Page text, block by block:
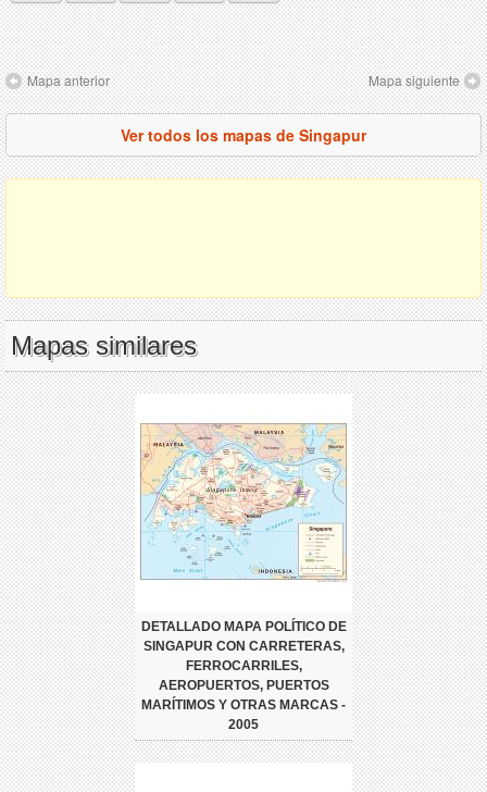
Mapa anterior Mapa siguiente
Ver todos los mapas de Singapur
Mapas similares
DETALLADO MAPA POLÍTICO DE
SINGAPUR CON CARRETERAS,
FERROCARRILES,
AEROPUERTOS, PUERTOS
MARÍTIMOS Y OTRAS MARCAS -
2005